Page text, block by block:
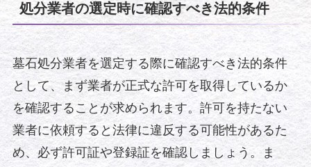
処分業者の選定時に確認すべき法的条件
墓石処分業者を選定する際に確認すべき法的条件
として、まず業者が正式な許可を取得しているか
を確認することが求められます。許可を持たない
業者に依頼すると法律に違反する可能性があるた
め、必ず許可証や登録証を確認しましょう。ま